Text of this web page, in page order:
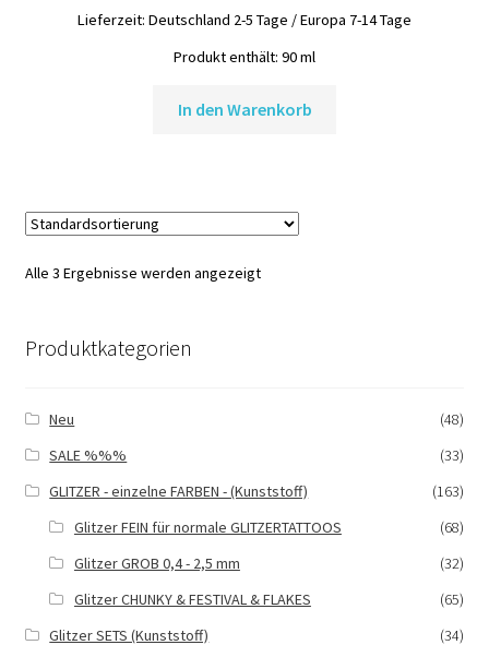
Lieferzeit: Deutschland 2-5 Tage / Europa 7-14 Tage
Produkt enthält: 90ml
In den Warenkorb
Alle 3 Ergebnisse werden angezeigt
Produktkategorien
Neu
(48)
SALE %%%
(33)
GLITZER - einzelne FARBEN - (Kunststoff)
(163)
Glitzer FEIN für normale GLITZERTATTOOS
(68)
Glitzer GROB 0,4 - 2,5 mm
(32)
Glitzer CHUNKY & FESTIVAL & FLAKES
(65)
Glitzer SETS (Kunststoff)
(34)